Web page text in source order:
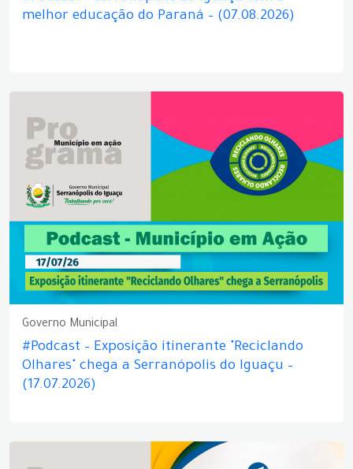
melhor educação do Paraná – (07.08.2026)
Governo Municipal
#Podcast – Exposição itinerante "Reciclando
Olhares" chega a Serranópolis do Iguaçu –
(17.07.2026)